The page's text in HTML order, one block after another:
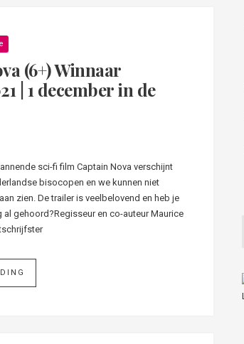
(6+) Winnaar
| 1 december in de
sci-fi film Captain Nova verschijnt
bisocopen en we kunnen niet
zien. De trailer is veelbelovend en heb je
gehoord?Regisseur en co-auteur Maurice